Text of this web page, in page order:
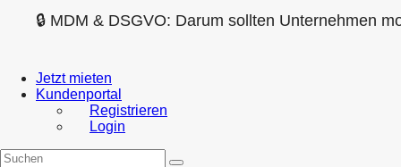
🔒 MDM & DSGVO: Darum sollten Unternehmen
Jetzt mieten
Kundenportal
Registrieren
Login